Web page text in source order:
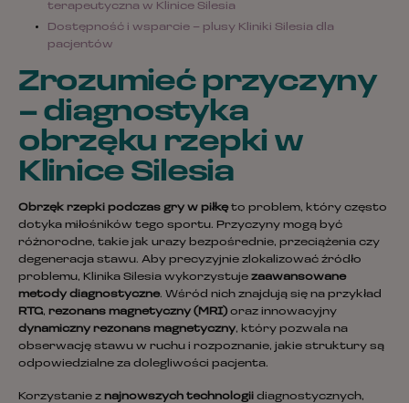
terapeutyczna w Klinice Silesia
Dostępność i wsparcie – plusy Kliniki Silesia dla
pacjentów
Zrozumieć przyczyny
– diagnostyka
obrzęku rzepki w
Klinice Silesia
Obrzęk rzepki podczas gry w piłkęto problem, który często
dotyka miłośników tego sportu. Przyczyny mogą być
różnorodne, takie jak urazy bezpośrednie, przeciążenia czy
degeneracja stawu. Aby precyzyjnie zlokalizować źródło
problemu, Klinika Silesia wykorzystuje zaawansowane
metody diagnostyczne. Wśród nich znajdują się na przykład
RTG, rezonans magnetyczny (MRI) oraz innowacyjny
dynamiczny rezonans magnetyczny, który pozwala na
obserwację stawu w ruchu i rozpoznanie, jakie struktury są
odpowiedzialne za dolegliwości pacjenta.
Korzystanie z najnowszych technologii diagnostycznych,